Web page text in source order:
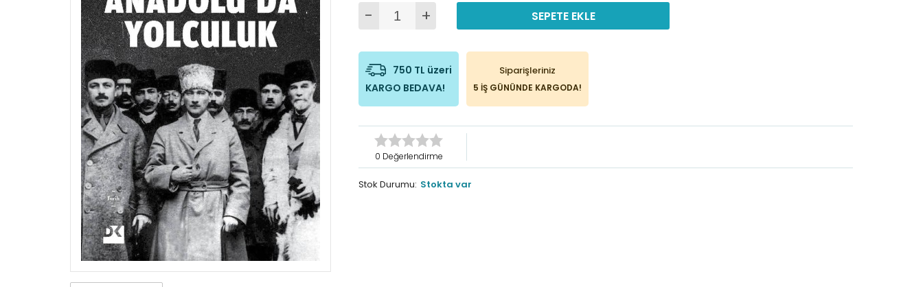
- + SEPETE EKLE
750 TL üzeri
KARGO BEDAVA!
Siparişleriniz
5 İŞ GÜNÜNDE KARGODA!
0 Değerlendirme
Stok Durumu: Stokta var